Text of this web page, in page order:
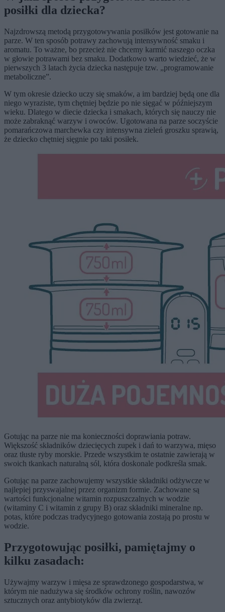
posiłki dla dziecka?
Najzdrowszą metodą przygotowywania posiłków jest gotowanie na
parze. W ten sposób potrawy zachowują intensywność smaku i
aromatu. To ważne, bo przecież nie chcemy karmić naszego oczka
w głowie potrawami bez smaku. Dodatkowo warto wiedzieć, że w
pierwszych 3 latach życia dziecka następuje tzw. „programowanie
metaboliczne”.
W tym okresie dziecko uczy się smaków, a im bardziej będą one dla
niego wyraziste, tym chętniej będzie po nie sięgać w późniejszym
wieku. Dlatego w diecie dziecka i smakach, których się nauczy nie
może zabraknąć warzyw i owoców. Ugotowana na parze soczyście
pomarańczowa marchewka czy intensywna zieleń groszku sprawią,
że dziecko chętniej sięgnie po taki posiłek.
Gotując na parze nie ma konieczności doprawiania potraw.
Większość składników dziecięcych zupek i dań to warzywa, mięso
oraz tłuste ryby morskie. Przede wszystkim te ostatnie zawierają w
swoich tkankach naturalną sól, która doskonale podkreśla smak.
Gotując na parze zachowujemy wszystkie składniki odżywcze w
najlepiej przyswajalnej przez organizm formie. Zachowane są
wartości funkcjonalne witamin rozpuszczalnych w wodzie
(witaminy C i witamin z grupy B) oraz składniki mineralne np.
potas, które podczas tradycyjnego gotowania zostają po prostu w
wodzie.
Przygotowując posiłki, pamiętajmy o
kilku zasadach:
Używajmy warzyw i mięsa ze sprawdzonego gospodarstwa, w
którym nie nadużywa się środków ochrony roślin, nawozów
sztucznych oraz antybiotyków dla zwierząt.